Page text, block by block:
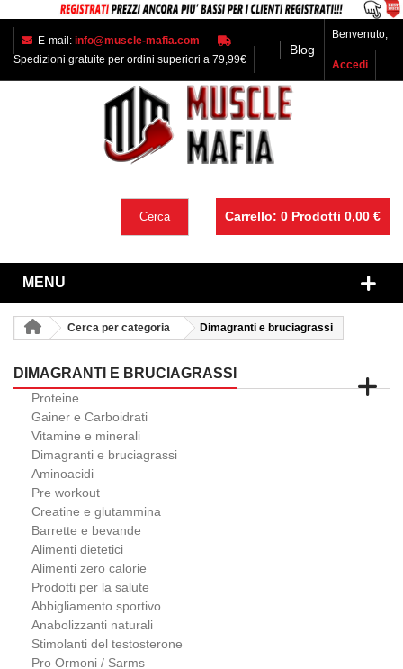
E-mail: info@muscle-mafia.com
Spedizioni gratuite per ordini superiori a 79,99€
Blog
Benvenuto,
Accedi
Carrello: 0 Prodotti 0,00 €
Cerca
MENU
Cerca per categoria Dimagranti e bruciagrassi
DIMAGRANTI E BRUCIAGRASSI
Proteine
Gainer e Carboidrati
Vitamine e minerali
Dimagranti e bruciagrassi
Aminoacidi
Pre workout
Creatine e glutammina
Barrette e bevande
Alimenti dietetici
Alimenti zero calorie
Prodotti per la salute
Abbigliamento sportivo
Anabolizzanti naturali
Stimolanti del testosterone
Pro Ormoni / Sarms